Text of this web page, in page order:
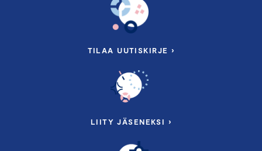
TILAA UUTISKIRJE ›
LIITY JÄSENEKSI ›